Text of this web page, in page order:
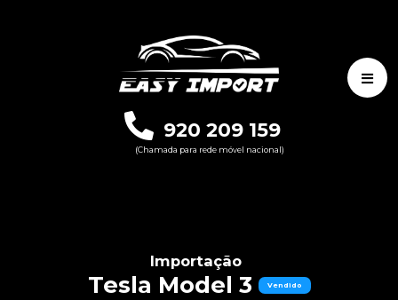
920 209 159
(Chamada para rede móvel nacional)
Importação
Tesla Model 3 Vendido